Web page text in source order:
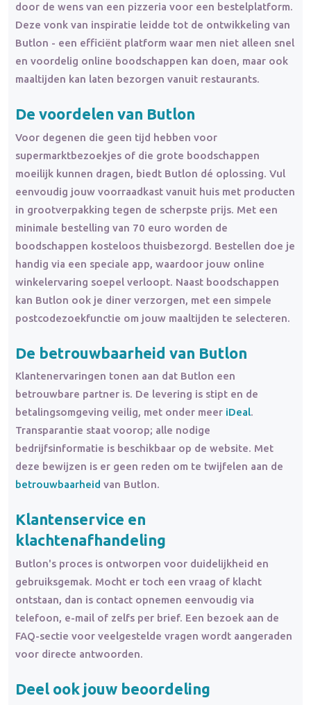
door de wens van een pizzeria voor een bestelplatform.
Deze vonk van inspiratie leidde tot de ontwikkeling van
Butlon - een efficiënt platform waar men niet alleen snel
en voordelig online boodschappen kan doen, maar ook
maaltijden kan laten bezorgen vanuit restaurants.
De voordelen van Butlon
Voor degenen die geen tijd hebben voor
supermarktbezoekjes of die grote boodschappen
moeilijk kunnen dragen, biedt Butlon dé oplossing. Vul
eenvoudig jouw voorraadkast vanuit huis met producten
in grootverpakking tegen de scherpste prijs. Met een
minimale bestelling van 70 euro worden de
boodschappen kosteloos thuisbezorgd. Bestellen doe je
handig via een speciale app, waardoor jouw online
winkelervaring soepel verloopt. Naast boodschappen
kan Butlon ook je diner verzorgen, met een simpele
postcodezoekfunctie om jouw maaltijden te selecteren.
De betrouwbaarheid van Butlon
Klantenervaringen tonen aan dat Butlon een
betrouwbare partner is. De levering is stipt en de
betalingsomgeving veilig, met onder meer iDeal.
Transparantie staat voorop; alle nodige
bedrijfsinformatie is beschikbaar op de website. Met
deze bewijzen is er geen reden om te twijfelen aan de
betrouwbaarheid van Butlon.
Klantenservice en
klachtenafhandeling
Butlon's proces is ontworpen voor duidelijkheid en
gebruiksgemak. Mocht er toch een vraag of klacht
ontstaan, dan is contact opnemen eenvoudig via
telefoon, e-mail of zelfs per brief. Een bezoek aan de
FAQ-sectie voor veelgestelde vragen wordt aangeraden
voor directe antwoorden.
Deel ook jouw beoordeling